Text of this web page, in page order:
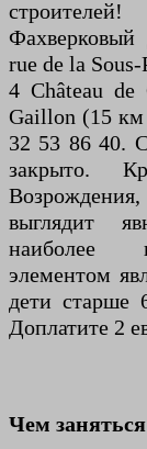
строителей!
rue de la
4 Château
Gaillon (15
32 53 86 40.
закрыто.
выглядит
наиболее
элементом
дети старше
Доплатите 2
Чем заняться